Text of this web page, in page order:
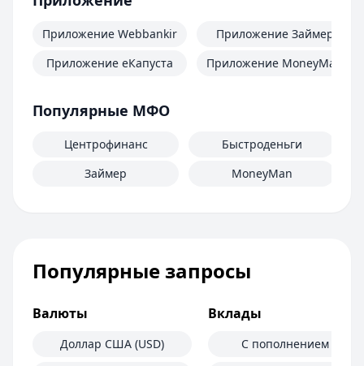
Приложение Webbankir
Приложение еКапуста
Приложение Займер
Приложение MoneyMan
Популярные МФО
Центрофинанс
Займер
Быстроденьги
MoneyMan
Популярные запросы
Валюты
Доллар США (USD)
Вклады
С пополнением